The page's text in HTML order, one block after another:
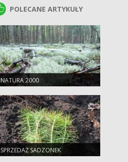
ROWEROWY ZA NAMI
POLECANE ARTYKUŁY
POLECANE ARTYKUŁY
NATURA 2000
SPRZEDAŻ SADZONEK